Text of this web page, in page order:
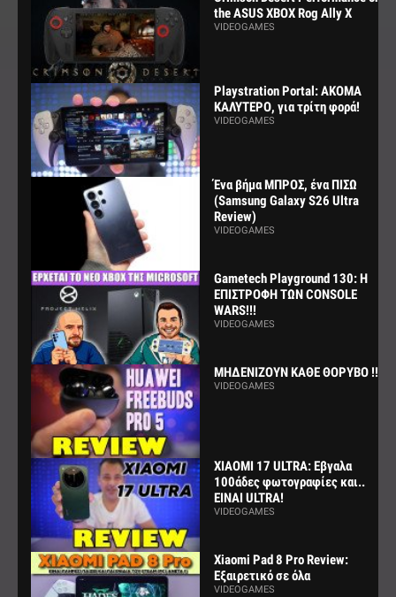
the ASUS XBOX Rog Ally X
VIDEOGAMES
Playstration Portal: ΑΚΟΜΑ
ΚΑΛΥΤΕΡΟ, για τρίτη φορά!
VIDEOGAMES
Ένα βήμα ΜΠΡΟΣ, ένα ΠΙΣΩ
(Samsung Galaxy S26 Ultra
Review)
VIDEOGAMES
Gametech Playground 130: Η
ΕΠΙΣΤΡΟΦΗ ΤΩΝ CONSOLE
WARS!!!
VIDEOGAMES
ΜΗΔΕΝΙΖΟΥΝ ΚΑΘΕ ΘΟΡΥΒΟ !!!
VIDEOGAMES
XIAOMI 17 ULTRA: Εβγαλα
100άδες φωτογραφίες και..
ΕΙΝΑΙ ULTRA!
VIDEOGAMES
Xiaomi Pad 8 Pro Review:
Εξαιρετικό σε όλα
VIDEOGAMES